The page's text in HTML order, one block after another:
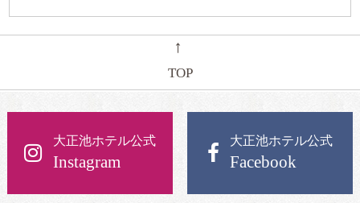
←
TOP
大正池ホテル公式
Instagram
大正池ホテル公式
Facebook